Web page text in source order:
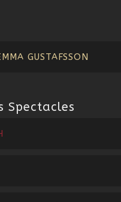
GUSTAFSSON
Spectacles